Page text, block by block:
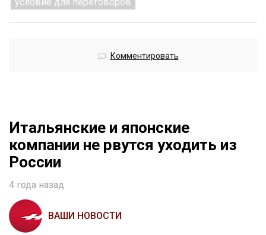
Комментировать
Итальянские и японские
компании не рвутся уходить из
России
4 года назад
ВАШИ НОВОСТИ